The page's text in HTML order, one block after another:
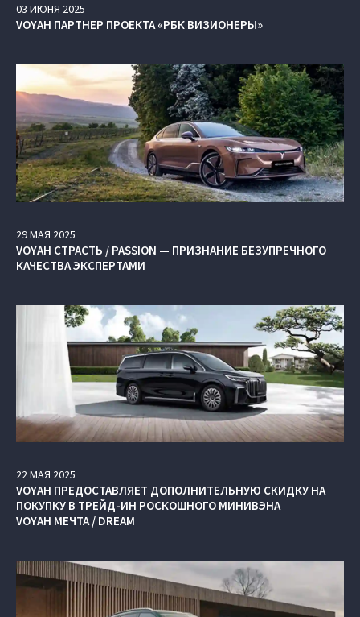
03 ИЮНЯ 2025
VOYAH ПАРТНЕР ПРОЕКТА «РБК ВИЗИОНЕРЫ»
29МАЯ 2025
VOYAH СТРАСТЬ / PASSION — ПРИЗНАНИЕ БЕЗУПРЕЧНОГО
КАЧЕСТВА ЭКСПЕРТАМИ
22МАЯ 2025
VOYAH ПРЕДОСТАВЛЯЕТ ДОПОЛНИТЕЛЬНУЮ СКИДКУ НА
ПОКУПКУ В ТРЕЙД-ИН РОСКОШНОГО МИНИВЭНА
VOYAH МЕЧТА / DREAM